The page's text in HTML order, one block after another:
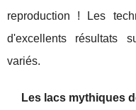
reproduction ! Les
d'excellents résultats
variés.
Les lacs mythiques